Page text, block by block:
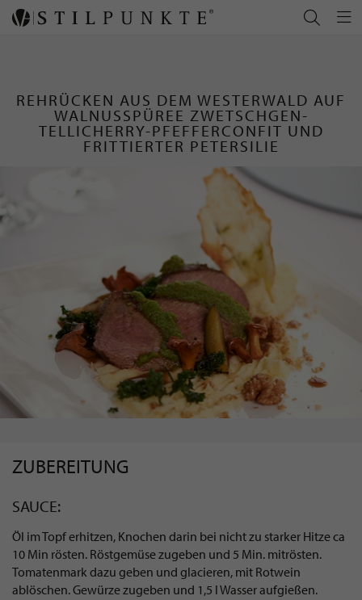
REHRÜCKEN AUS DEM WESTERWALD AUF
WALNUSSPÜREE ZWETSCHGEN-
TELLICHERRY-PFEFFERCONFIT UND
FRITTIERTER PETERSILIE
ZUBEREITUNG
SAUCE:
Öl im Topf erhitzen, Knochen darin bei nicht zu starker Hitze ca
10 Min rösten. Röstgemüse zugeben und 5 Min. mitrösten.
Tomatenmark dazu geben und glacieren, mit Rotwein
ablöschen. Gewürze zugeben und 1,5 l Wasser aufgießen.